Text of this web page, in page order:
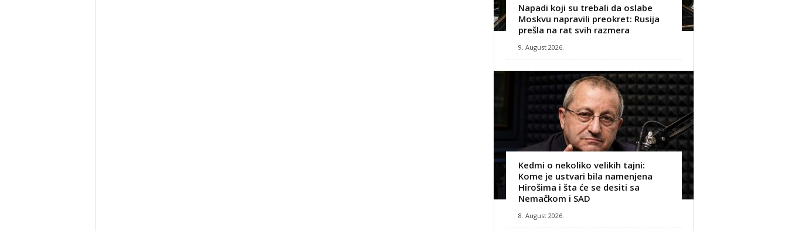
Napadi koji su trebali da oslabe
Moskvu napravili preokret: Rusija
prešla na rat svih razmera
9. August 2026.
Kedmi o nekoliko velikih tajni:
Kome je ustvari bila namenjena
Hirošima i šta će se desiti sa
Nemačkom i SAD
8. August 2026.